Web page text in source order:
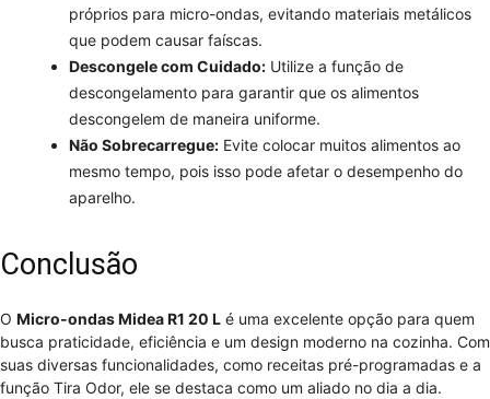
próprios para micro-ondas, evitando materiais metálicos
que podem causar faíscas.
Descongele com Cuidado: Utilize a função de
descongelamento para garantir que os alimentos
descongelem de maneira uniforme.
Não Sobrecarregue: Evite colocar muitos alimentos ao
mesmo tempo, pois isso pode afetar o desempenho do
aparelho.
Conclusão
O Micro-ondas Midea R1 20 L é uma excelente opção para quem
busca praticidade, eficiência e um design moderno na cozinha. Com
suas diversas funcionalidades, como receitas pré-programadas e a
função Tira Odor, ele se destaca como um aliado no dia a dia.